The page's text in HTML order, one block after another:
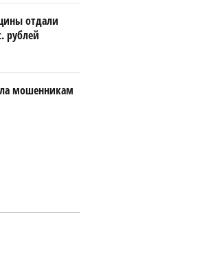
отдали
рублей
мошенникам